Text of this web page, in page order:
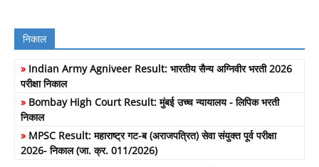
निकाल
» Indian Army Agniveer Result: भारतीय सैन्य अग्निवीर भरती 2026
परीक्षा निकाल
» Bombay High Court Result: मुंबई उच्च न्यायालय - लिपिक भरती
निकाल
» MPSC Result: महाराष्ट्र गट-ब (अराजपत्रित) सेवा संयुक्त पूर्व परीक्षा
2026- निकाल (जा. क्र. 011/2026)